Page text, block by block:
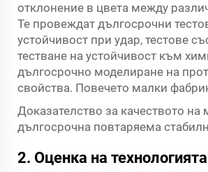
отклонение в цвета между
Те провеждат дългосрочни
устойчивост при удар, тестове
тестване на устойчивост към
дългосрочно моделиране на
свойства. Повечето малки
Доказателство за качеството на
дългосрочна повтаряема
2. Оценка на